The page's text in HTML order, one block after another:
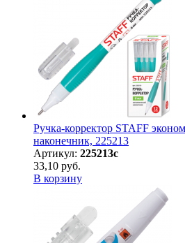
Ручка-корректор STAFF
наконечник, 225213
Артикул: 225213с
33,10 руб.
В корзину